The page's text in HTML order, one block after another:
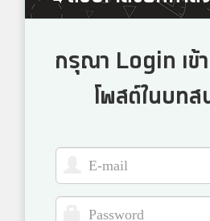
กรุณา Login เข้
โพสต์ในบท